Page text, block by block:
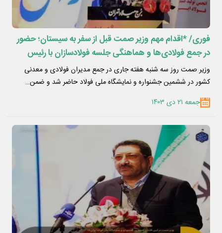
فوری/ *اقدام مهم وزیر صمت قبل از سفر به سیستان؛ حضور
در جمع فولادی‌ها و هماهنگی جلسه فولادسازان با رئیس
جمهور/ تأکید اتابک بر حمایت رئیس جمهور از تامین انرژی
صنایع*
وزیر صمت روز سه شنبه هفته جاری در جمع مدیران فولادی و معدنی
کشور در ششمین جشنواره و نمایشگاه ملی فولاد حاضر شد و ضمن…
جمعه ۲۱ دی ۱۴۰۳